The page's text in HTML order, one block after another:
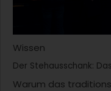
Wissen
Der Stehausschank:
Warum das